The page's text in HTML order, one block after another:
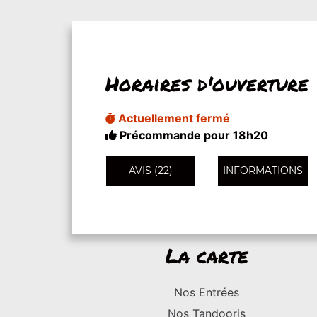
Horaires d'ouverture
Actuellement fermé
Précommande pour 18h20
AVIS (22) INFORMATIONS
La carte
Nos Entrées
Nos Tandooris